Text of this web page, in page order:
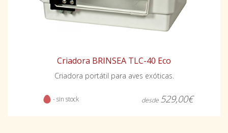
Criadora BRINSEA TLC-40 Eco
Criadora portátil para aves exóticas.
- sin stock desde 529,00€